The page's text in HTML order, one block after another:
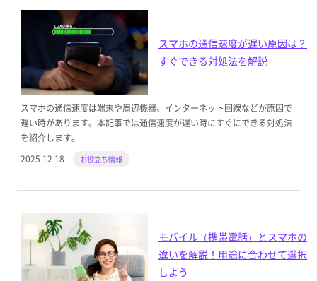
スマホの通信速度が遅い原因は？
すぐできる対処法を解説
スマホの通信速度は端末や周辺機器、インターネット回線などが原因で
遅い時があります。本記事では通信速度が遅い時にすぐにできる対処法
を紹介します。
2025.12.18
お役立ち情報
モバイル（携帯電話）とスマホの
違いを解説！用途に合わせて選択
しよう